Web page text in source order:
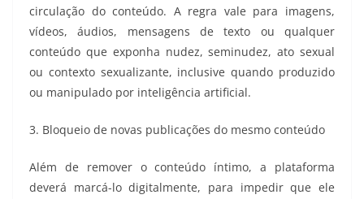
circulação do conteúdo. A regra vale para imagens,
vídeos, áudios, mensagens de texto ou qualquer
conteúdo que exponha nudez, seminudez, ato sexual
ou contexto sexualizante, inclusive quando produzido
ou manipulado por inteligência artificial.
3. Bloqueio de novas publicações do mesmo conteúdo
Além de remover o conteúdo íntimo, a plataforma
deverá marcá-lo digitalmente, para impedir que ele